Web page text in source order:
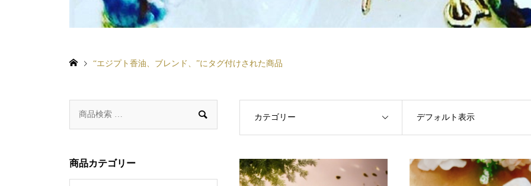
“エジプト香油、ブレンド、”にタグ付けされた商品
カテゴリー デフォルト表示

商品カテゴリー